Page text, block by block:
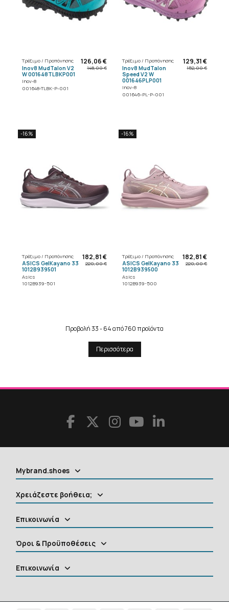
Τρέξιμο / Προπόνησης
Inov8 MudTalon V2
W 001648TLBKP001
Inov-8
001648-TLBK-P-001
126,06 €
148,00 €
Τρέξιμο / Προπόνησης
Inov8 MudTalon
Speed V2 W
001646PLP001
Inov-8
001646-PL-P-001
129,31 €
152,00 €
-16%
Τρέξιμο / Προπόνησης
ASICS GelKayano 33
1012B939501
Asics
1012B939-501
182,81 €
220,00 €
-16%
Τρέξιμο / Προπόνησης
ASICS GelKayano 33
1012B939500
Asics
1012B939-500
182,81 €
220,00 €
Προβολή 33 - 64 από 760 προϊόντα
Περισσότερα
Mybrand.shoes
Χρειάζεστε βοήθεια;
Επικοινωνία
Όροι & Προϋποθέσεις
Επικοινωνία